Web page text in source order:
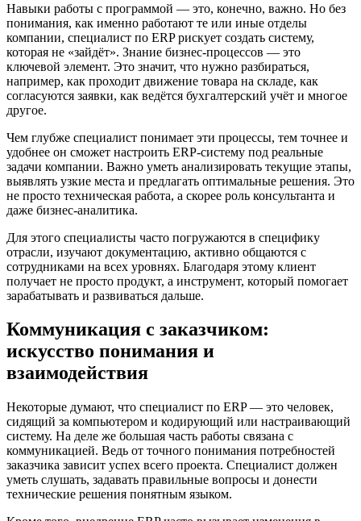
Навыки работы с программой — это, конечно, важно. Но без
понимания, как именно работают те или иные отделы
компании, специалист по ERP рискует создать систему,
которая не «зайдёт». Знание бизнес-процессов — это
ключевой элемент. Это значит, что нужно разбираться,
например, как проходит движение товара на складе, как
согласуются заявки, как ведётся бухгалтерский учёт и многое
другое.
Чем глубже специалист понимает эти процессы, тем точнее и
удобнее он сможет настроить ERP-систему под реальные
задачи компании. Важно уметь анализировать текущие этапы,
выявлять узкие места и предлагать оптимальные решения. Это
не просто техническая работа, а скорее роль консультанта и
даже бизнес-аналитика.
Для этого специалисты часто погружаются в специфику
отрасли, изучают документацию, активно общаются с
сотрудниками на всех уровнях. Благодаря этому клиент
получает не просто продукт, а инструмент, который помогает
зарабатывать и развиваться дальше.
Коммуникация с заказчиком:
искусство понимания и
взаимодействия
Некоторые думают, что специалист по ERP — это человек,
сидящий за компьютером и кодирующий или настраивающий
систему. На деле же большая часть работы связана с
коммуникацией. Ведь от точного понимания потребностей
заказчика зависит успех всего проекта. Специалист должен
уметь слушать, задавать правильные вопросы и донести
технические решения понятным языком.